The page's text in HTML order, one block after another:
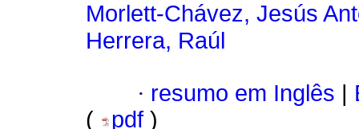
Morlett-Chávez, Jesús
Herrera, Raúl
· resumo em Inglês
(
pdf )